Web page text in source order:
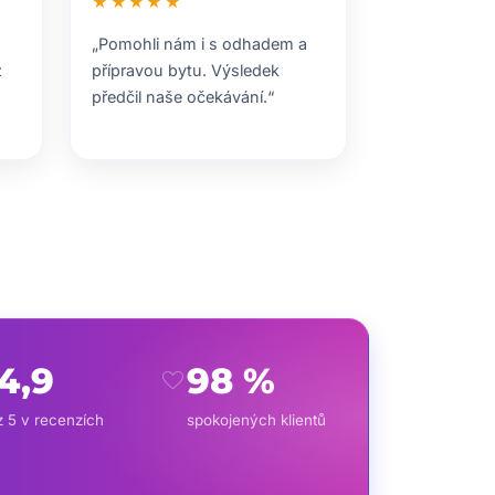
„Pomohli nám i s odhadem a
přípravou bytu. Výsledek
předčil naše očekávání.“
5 v recenzích
favorite98 %
spokojených klientů